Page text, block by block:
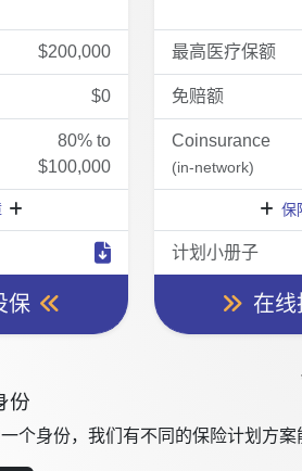
$200,000
$0
80% to
$100,000
保
最高医疗保额
免赔额
Coinsurance
(in-network)
保
计划小册子
在线
份
个身份，我们有不同的保险计划方